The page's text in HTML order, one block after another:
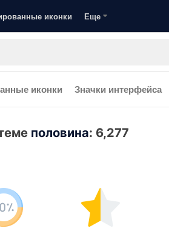
иконки Еще
иконки Значки интерфейса
половина: 6,277